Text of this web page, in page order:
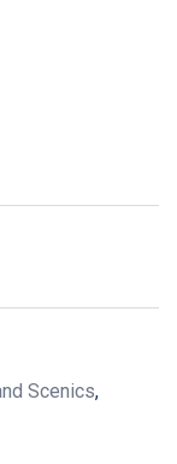
Scenics,